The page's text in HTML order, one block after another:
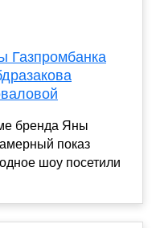
Газпромбанка
бренда Яны
показ
шоу посетили